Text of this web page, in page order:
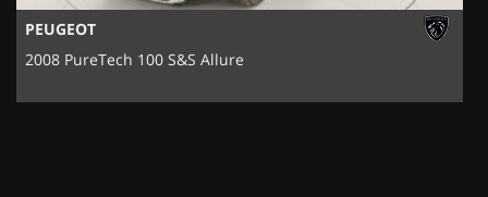
CONTATTI
PEUGEOT
2008 PureTech 100 S&S Allure